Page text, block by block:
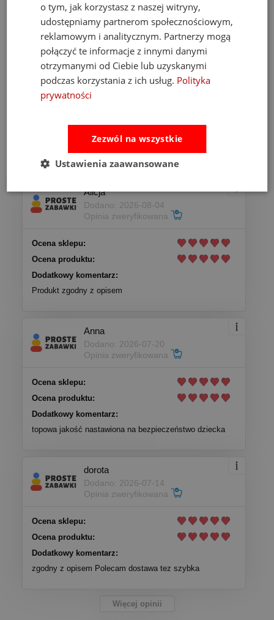
4.93
Opinie, z których została wyliczona
średnia, są wystawione przez
zweryfikowanych klientów, którzy dokonali
zakupu w sklepie.
5
4
3
Alicja
Dodano: 2026-08-04
Opinia zweryfikowana
Ocena sklepu:
Ocena produktu:
Dodatkowy komentarz:
Produkt zgodny z opisem
Anna
Dodano: 2026-07-20
Opinia zweryfikowana
Ocena sklepu:
Ocena produktu:
Dodatkowy komentarz:
topowa jakość nastawiona na bezpieczeństwo dziecka
dorota
Dodano: 2026-07-14
Opinia zweryfikowana
Ocena sklepu:
Ocena produktu:
Dodatkowy komentarz:
zgodny z opisem Polecam dostawa tez szybka
Więcej opinii
o tym, jak korzystasz z naszej witryny,
udostępniamy partnerom społecznościowym,
reklamowym i analitycznym. Partnerzy mogą
połączyć te informacje z innymi danymi
otrzymanymi od Ciebie lub uzyskanymi
podczas korzystania z ich usług. Polityka
prywatności
Zezwól na wszystkie
Ustawienia zaawansowane